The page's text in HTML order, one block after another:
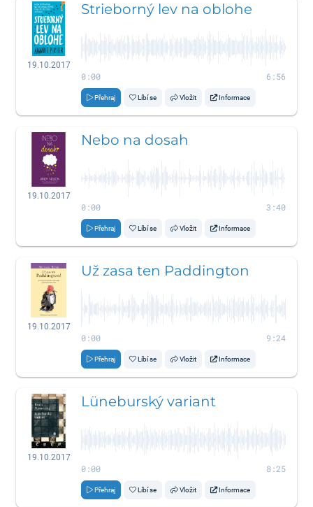
19.10.2017
Strieborný lev na oblohe
0:00 6:56
Přehraj Líbí se Vložit Informace
19.10.2017
Nebo na dosah
0:00 3:40
Přehraj Líbí se Vložit Informace
19.10.2017
Už zasa ten Paddington
0:00 9:24
Přehraj Líbí se Vložit Informace
19.10.2017
Lüneburský variant
0:00 8:25
Přehraj Líbí se Vložit Informace